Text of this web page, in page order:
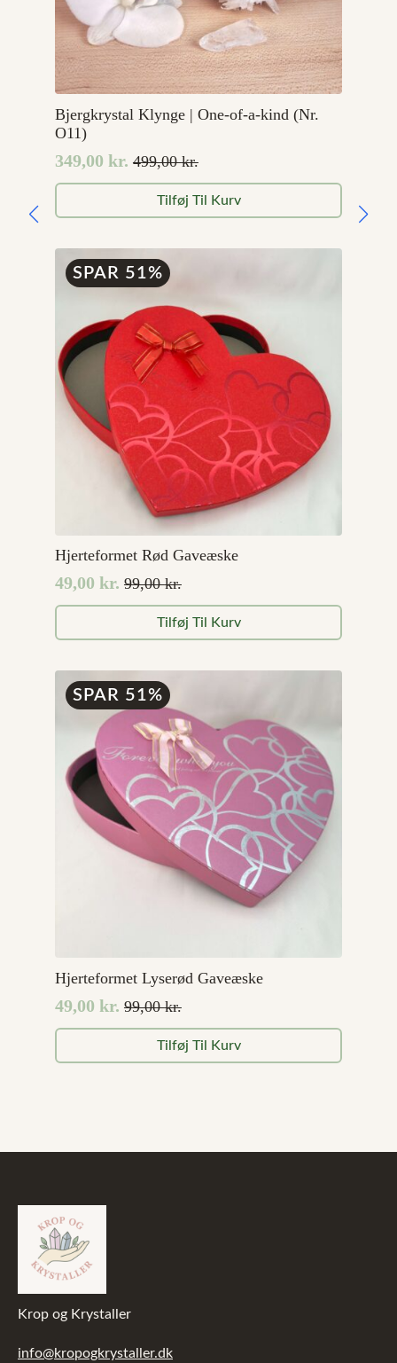
Bjergkrystal Klynge | One-of-a-kind (Nr.
O11)
499,00kr.
Den
oprindelige
pris
499,00 kr..
349,00 kr.
Den
aktuelle
pris
349,00 kr..
Tilføj Til Kurv
SPAR 51%
Hjerteformet Rød Gaveæske
99,00kr.
Den
oprindelige
pris
99,00 kr..
49,00 kr.
Den
aktuelle
pris
49,00 kr..
Tilføj Til Kurv
SPAR 51%
Hjerteformet Lyserød Gaveæske
99,00kr.
Den
oprindelige
pris
49,00 kr.
Den
aktuelle
pris
Tilføj Til Kurv
Krop og Krystaller
info@kropogkrystaller.dk